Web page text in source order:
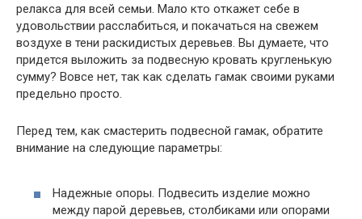
релакса для всей семьи. Мало кто откажет себе в
удовольствии расслабиться, и покачаться на свежем
воздухе в тени раскидистых деревьев. Вы думаете, что
придется выложить за подвесную кровать кругленькую
сумму? Вовсе нет, так как сделать гамак своими руками
предельно просто.
Перед тем, как смастерить подвесной гамак, обратите
внимание на следующие параметры:
Надежные опоры. Подвесить изделие можно
между парой деревьев, столбиками или опорами